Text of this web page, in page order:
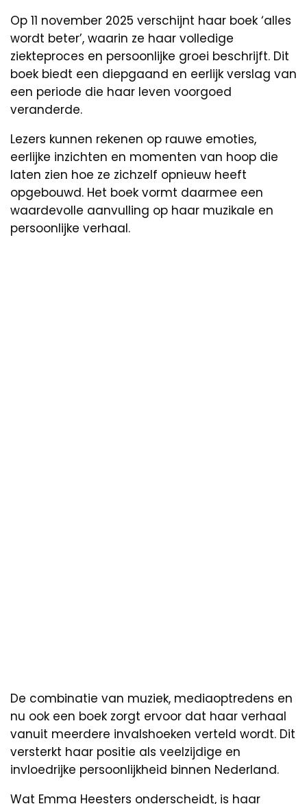
Op 11 november 2025 verschijnt haar boek ‘alles
wordt beter’, waarin ze haar volledige
ziekteproces en persoonlijke groei beschrijft. Dit
boek biedt een diepgaand en eerlijk verslag van
een periode die haar leven voorgoed
veranderde.
Lezers kunnen rekenen op rauwe emoties,
eerlijke inzichten en momenten van hoop die
laten zien hoe ze zichzelf opnieuw heeft
opgebouwd. Het boek vormt daarmee een
waardevolle aanvulling op haar muzikale en
persoonlijke verhaal.
De combinatie van muziek, mediaoptredens en
nu ook een boek zorgt ervoor dat haar verhaal
vanuit meerdere invalshoeken verteld wordt. Dit
versterkt haar positie als veelzijdige en
invloedrijke persoonlijkheid binnen Nederland.
Wat Emma Heesters onderscheidt, is haar